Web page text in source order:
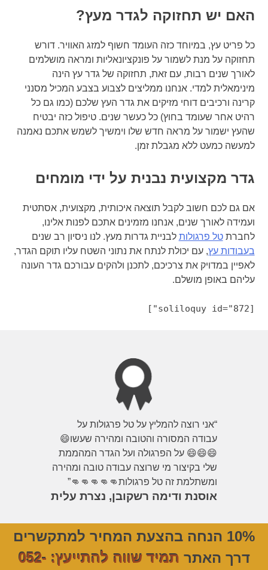
האם יש תחזוקה לגדר מעץ?
כל פריט עץ, במיוחד כזה העומד חשוף למזג האוויר. דורש
תחזוקה על מנת לשמור על פונקציונאליות ומראה מושלמים
לאורך שנים רבות, עם זאת, תחזוקה של גדר עץ הינה
מינימאלית למדי. אנחנו ממליצים לצבוע בצבע המכיל מסנני
קרינה ורכיבים דוחי מזיקים את גדר העץ שלכם (כמו גם כל
רהיט אחר שעומד בחוץ) כל כעשר שנים. טיפול כזה יבטיח
שהעץ ישמור על מראה חדש שלו וימשיך לשמש אתכם נאמנה
למעשה כמעט ללא מגבלת זמן.
גדר מקצועית נבנית על ידי מומחים
אם גם לכם חשוב לקבל תוצאה איכותית, מקצועית, אסתטית
ועמידה לאורך שנים, אנחנו מזמינים אתכם לפנות אלינו,
לחברתטל פרגולות לבניית גדרות מעץ. לנו ניסיון רב שנים
בעבודות עץ, עם יכולת לנתח את נתוני השטח עליו תוקם הגדר,
לאפיין במדויק את צרכיכם, לתכנן ולהקים עבורכם גדר העונה
עליהם באופן מושלם.
[soliloquy id="872"]
“אני רוצה להמליץ על טל פרגולות על
עבודה המסורה והטובה ומהירה שעשו😄
😄😄😄 על הפרגולה ועל הגדר המהממת
שלי בקיצור מי שרוצה עבודה טובה ומהירה
ומשתלמת זה טל פרגולות👊👊👊👊👊”
אוסנת ודימה רשקובן, נצרת עלית
10% הנחה בהצעת המחיר למתקשרים
דרך האתר
תמיד שווה להתייעץ: 052-